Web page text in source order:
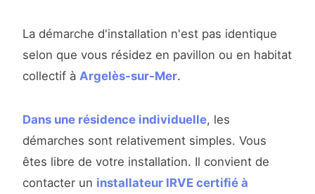
La démarche d'installation n'est pas identique
selon que vous résidez en pavillon ou en habitat
collectif à Argelès-sur-Mer.
Dans une résidence individuelle, les
démarches sont relativement simples. Vous
êtes libre de votre installation. Il convient de
contacter un installateur IRVE certifié à